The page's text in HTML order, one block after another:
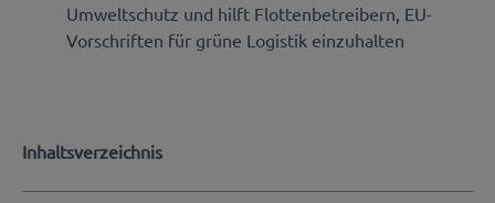
Umweltschutz und hilft Flottenbetreibern, EU-
Vorschriften für grüne Logistik einzuhalten
Inhaltsverzeichnis